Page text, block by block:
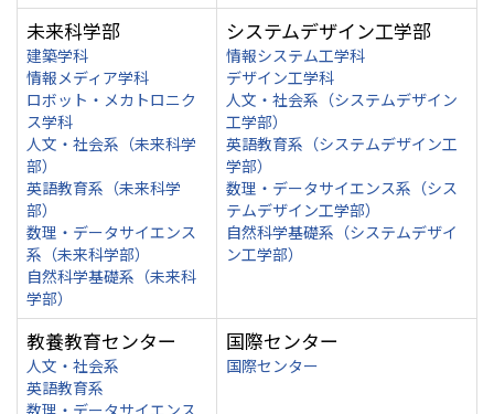
未来科学部
建築学科
情報メディア学科
ロボット・メカトロニク
ス学科
人文・社会系（未来科学
部）
英語教育系（未来科学
部）
数理・データサイエンス
系（未来科学部）
自然科学基礎系（未来科
学部）
システムデザイン工学部
情報システム工学科
デザイン工学科
人文・社会系（システムデザイン
工学部）
英語教育系（システムデザイン工
学部）
数理・データサイエンス系（シス
テムデザイン工学部）
自然科学基礎系（システムデザイ
ン工学部）
教養教育センター
人文・社会系
英語教育系
数理・データサイエンス
国際センター
国際センター